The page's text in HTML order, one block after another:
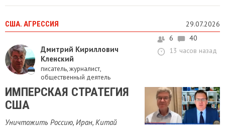
США. АГРЕССИЯ 29.07.2026
Дмитрий Кириллович
Кленский
писатель, журналист,
общественный деятель
6
40
13 часов назад
ИМПЕРСКАЯ СТРАТЕГИЯ
США
Уничтожить Россию, Иран, Китай